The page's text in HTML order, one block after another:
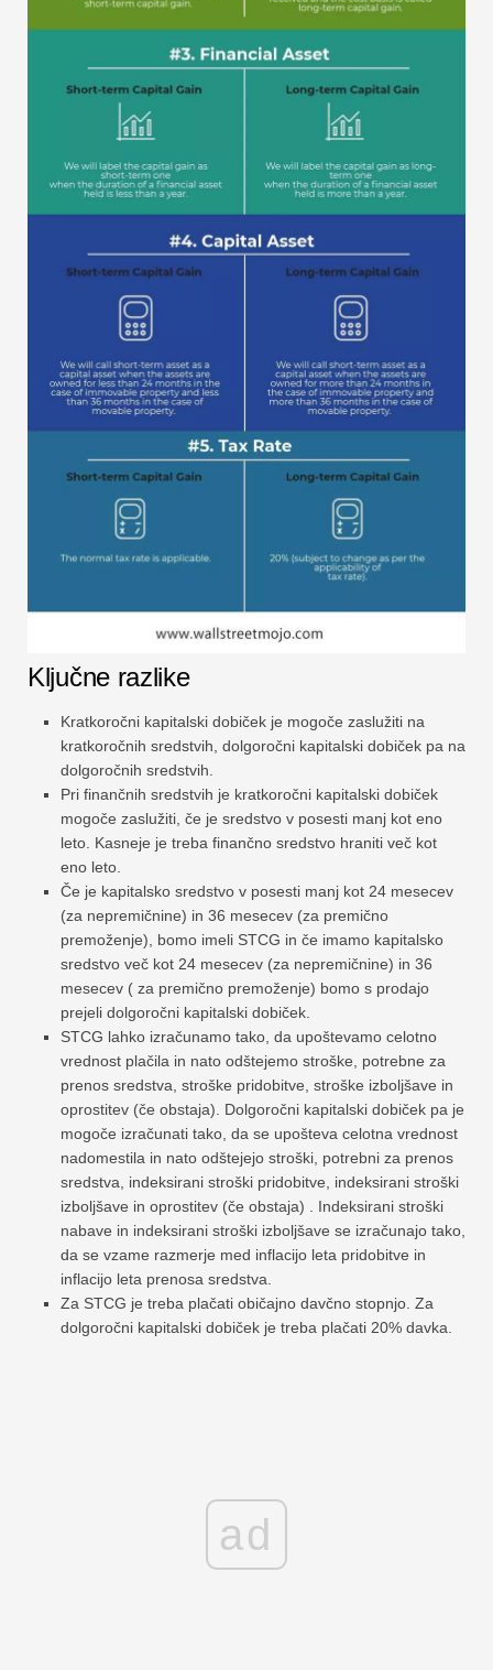
Ključne razlike
Kratkoročni kapitalski dobiček je mogoče zaslužiti na
kratkoročnih sredstvih, dolgoročni kapitalski dobiček pa na
dolgoročnih sredstvih.
Pri finančnih sredstvih je kratkoročni kapitalski dobiček
mogoče zaslužiti, če je sredstvo v posesti manj kot eno
leto. Kasneje je treba finančno sredstvo hraniti več kot
eno leto.
Če je kapitalsko sredstvo v posesti manj kot 24 mesecev
(za nepremičnine) in 36 mesecev (za premično
premoženje), bomo imeli STCG in če imamo kapitalsko
sredstvo več kot 24 mesecev (za nepremičnine) in 36
mesecev ( za premično premoženje) bomo s prodajo
prejeli dolgoročni kapitalski dobiček.
STCG lahko izračunamo tako, da upoštevamo celotno
vrednost plačila in nato odštejemo stroške, potrebne za
prenos sredstva, stroške pridobitve, stroške izboljšave in
oprostitev (če obstaja). Dolgoročni kapitalski dobiček pa je
mogoče izračunati tako, da se upošteva celotna vrednost
nadomestila in nato odštejejo stroški, potrebni za prenos
sredstva, indeksirani stroški pridobitve, indeksirani stroški
izboljšave in oprostitev (če obstaja) . Indeksirani stroški
nabave in indeksirani stroški izboljšave se izračunajo tako,
da se vzame razmerje med inflacijo leta pridobitve in
inflacijo leta prenosa sredstva.
Za STCG je treba plačati običajno davčno stopnjo. Za
dolgoročni kapitalski dobiček je treba plačati 20% davka.
ad